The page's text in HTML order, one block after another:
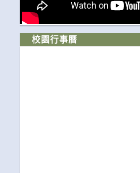
校園行事曆